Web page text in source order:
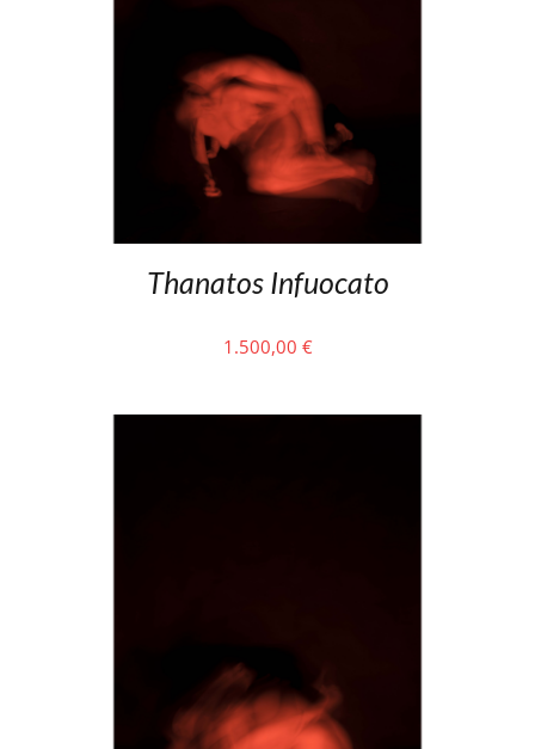
Thanatos Infuocato
1.500,00 €